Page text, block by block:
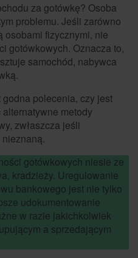
za gotówkę? Osoba
problemu. Jeśli zarówno
osobami fizycznymi, nie
gotówkowych. Oznacza to,
samochód, nabywca
polecenia, czy jest
metody
zwłaszcza jeśli
gotówkowych niesie ze
kradzieży. Uregulowanie
bankowego jest nie tylko
udokumentowanie
w razie jakichkolwiek
a sprzedającym